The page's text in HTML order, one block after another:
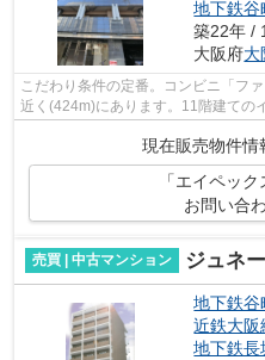
地下鉄谷
築22年 /
大阪府大
こだわり条件の定番。コンビニ「フ
近く(424m)にあります。11階建ての
現在販売物件情
「エイペッ
お問い合
売買 | 中古マンション ジュネ
地下鉄谷
近鉄大阪
地下鉄長